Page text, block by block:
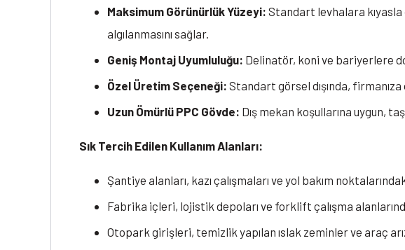
Maksimum Görünürlük Yüzeyi: Standart levhalara kıyasla
algılanmasını sağlar.
Geniş Montaj Uyumluluğu: Delinatör, koni ve bariyerlere
Özel Üretim Seçeneği: Standart görsel dışında,
Uzun Ömürlü PPC Gövde: Dış mekan koşullarına uygun,
Sık Tercih Edilen Kullanım Alanları:
Şantiye alanları, kazı çalışmaları ve yol bakım
Fabrika içleri, lojistik depoları ve forklift çalışma
Otopark girişleri, temizlik yapılan ıslak zeminler ve araç